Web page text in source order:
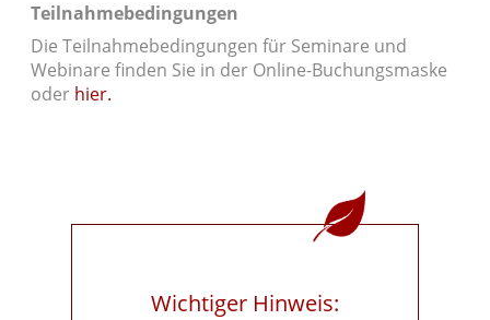
Teilnahmebedingungen
Die Teilnahmebedingungen für Seminare und
Webinare finden Sie in der Online-Buchungsmaske
oder hier.
Wichtiger Hinweis: